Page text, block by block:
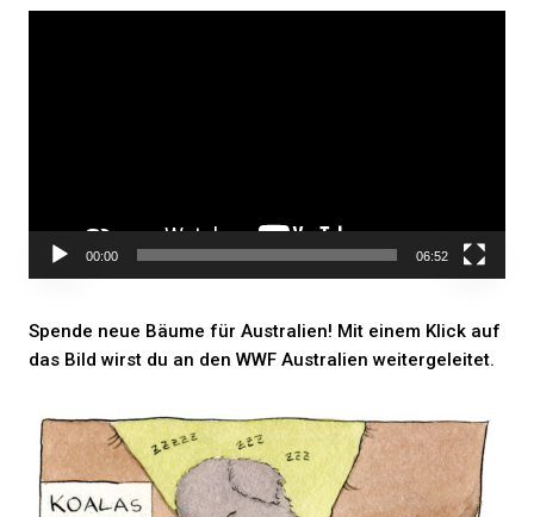
00:00 06:52
Spende neue Bäume für Australien! Mit einem Klick auf
das Bild wirst du an den WWF Australien weitergeleitet.